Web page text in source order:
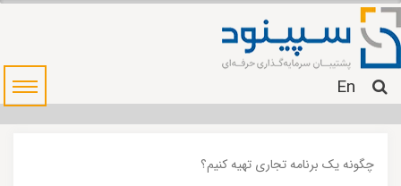
En
چگونه یک برنامه تجاری تهیه کنیم؟